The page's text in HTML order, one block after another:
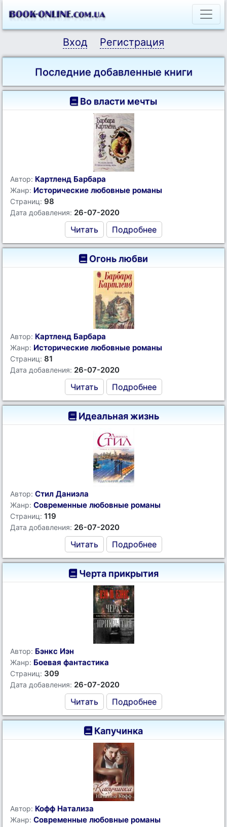
Вход Регистрация
Последние добавленные книги
Во власти мечты
Автор: Картленд Барбара
Жанр: Исторические любовные романы
Страниц: 98
Дата добавления: 26-07-2020
Читать Подробнее
Огонь любви
Автор: Картленд Барбара
Жанр: Исторические любовные романы
Страниц: 81
Дата добавления: 26-07-2020
Читать Подробнее
Идеальная жизнь
Автор: Стил Даниэла
Жанр: Современные любовные романы
Страниц: 119
Дата добавления: 26-07-2020
Читать Подробнее
Черта прикрытия
Автор: Бэнкс Иэн
Жанр: Боевая фантастика
Страниц: 309
Дата добавления: 26-07-2020
Читать Подробнее
Капучинка
Автор: Кофф Натализа
Жанр: Современные любовные романы